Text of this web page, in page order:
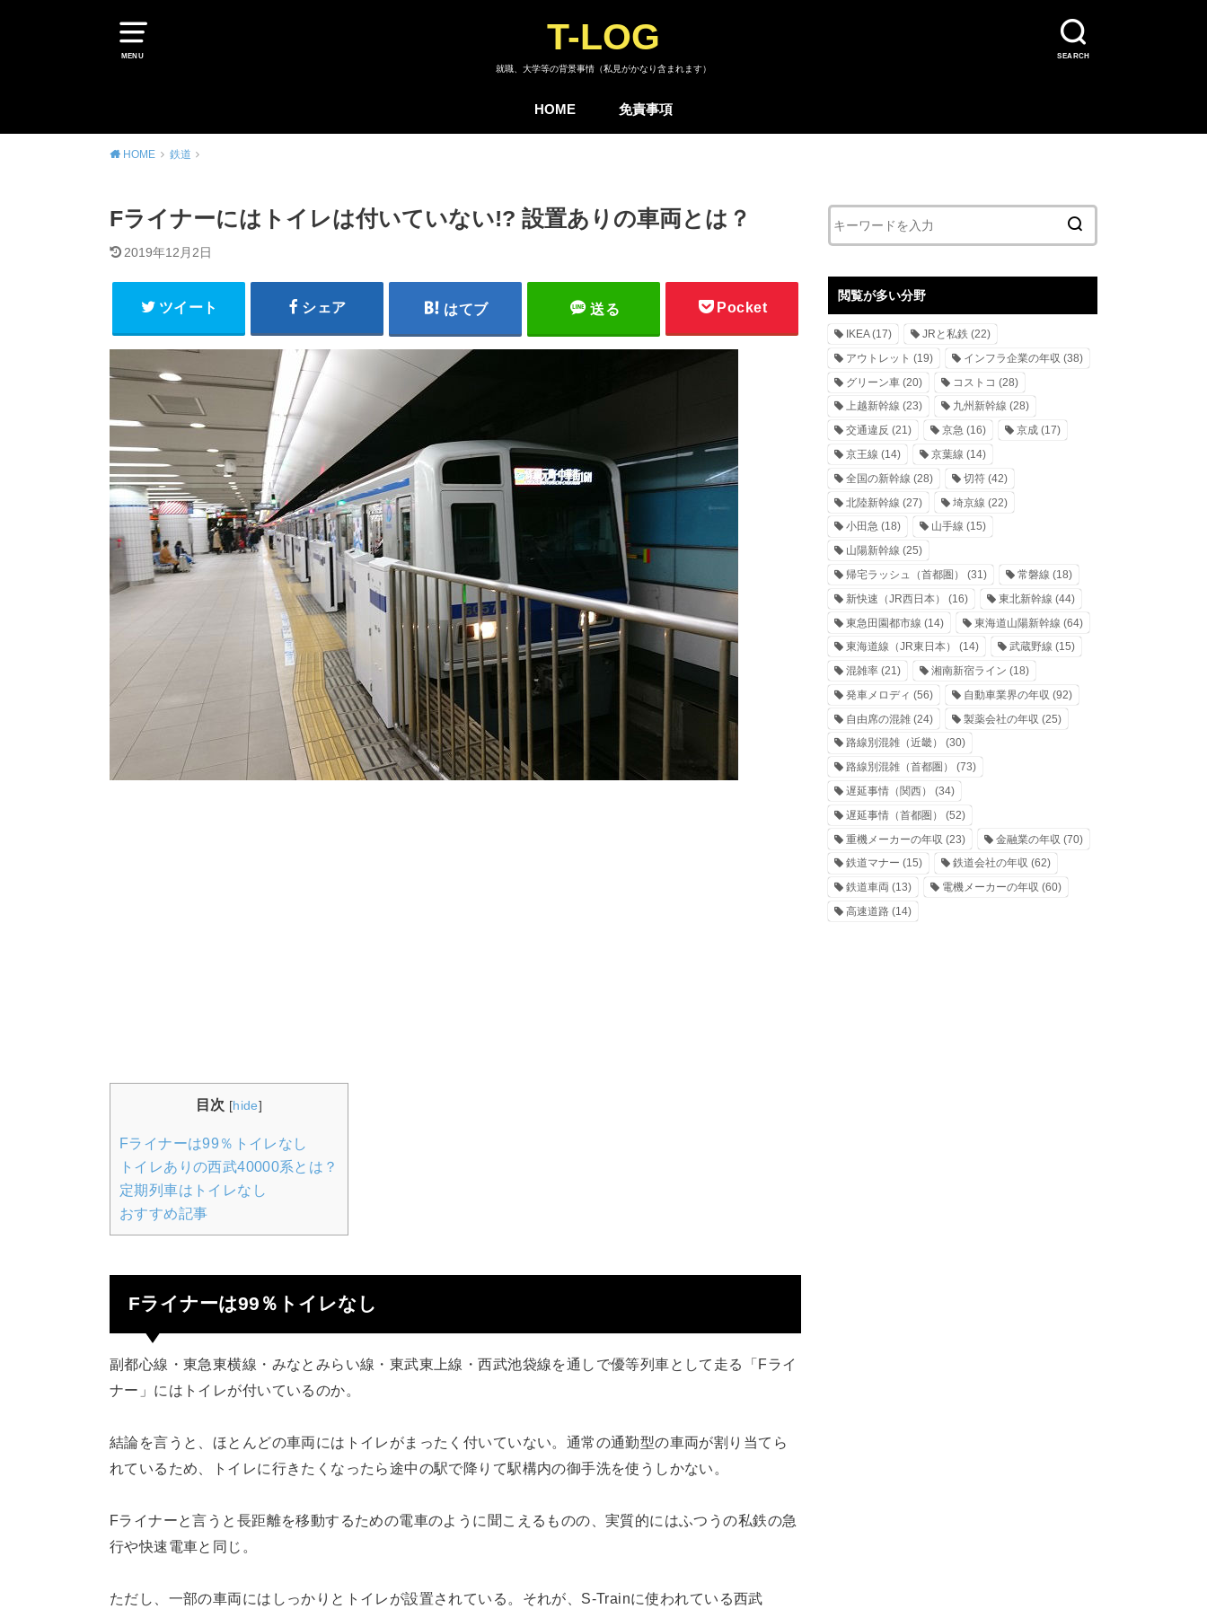
MENU SEARCH
T-LOG
就職、大学等の背景事情（私見がかなり含まれます）
HOME 免責事項
HOME 鉄道
Fライナーにはトイレは付いていない!? 設置ありの車両とは？
2019年12月2日
ツイート シェア はてブ 送る Pocket
目次 [hide]
Fライナーは99％トイレなし
トイレありの西武40000系とは？
定期列車はトイレなし
おすすめ記事
Fライナーは99％トイレなし
副都心線・東急東横線・みなとみらい線・東武東上線・西武池袋線を通しで優等列車として走る「Fライ
ナー」にはトイレが付いているのか。
結論を言うと、ほとんどの車両にはトイレがまったく付いていない。通常の通勤型の車両が割り当てら
れているため、トイレに行きたくなったら途中の駅で降りて駅構内の御手洗を使うしかない。
Fライナーと言うと長距離を移動するための電車のように聞こえるものの、実質的にはふつうの私鉄の急
行や快速電車と同じ。
ただし、一部の車両にはしっかりとトイレが設置されている。それが、S-Trainに使われている西武
閲覧が多い分野
IKEA(17) JRと私鉄 (22)
アウトレット (19) インフラ企業の年収 (38)
グリーン車 (20) コストコ (28)
上越新幹線 (23) 九州新幹線 (28)
交通違反 (21) 京急 (16) 京成(17)
京王線 (14) 京葉線 (14)
全国の新幹線 (28) 切符(42)
北陸新幹線 (27) 埼京線 (22)
小田急 (18) 山手線 (15)
山陽新幹線 (25)
帰宅ラッシュ（首都圏）
(31) 常磐線 (18)
新快速（JR西日本）
(16) 東北新幹線 (44)
東急田園都市線 (14) 東海道山陽新幹線 (64)
東海道線（JR東日本）
(14) 武蔵野線 (15)
混雑率 (21) 湘南新宿ライン (18)
発車メロディ (56) 自動車業界の年収 (92)
自由席の混雑 (24) 製薬会社の年収 (25)
路線別混雑（近畿）
(30)
路線別混雑（首都圏）
(73)
遅延事情（関西）
(34)
遅延事情（首都圏）
(52)
重機メーカーの年収 (23) 金融業の年収 (70)
鉄道マナー (15) 鉄道会社の年収 (62)
鉄道車両 (13) 電機メーカーの年収 (60)
高速道路 (14)